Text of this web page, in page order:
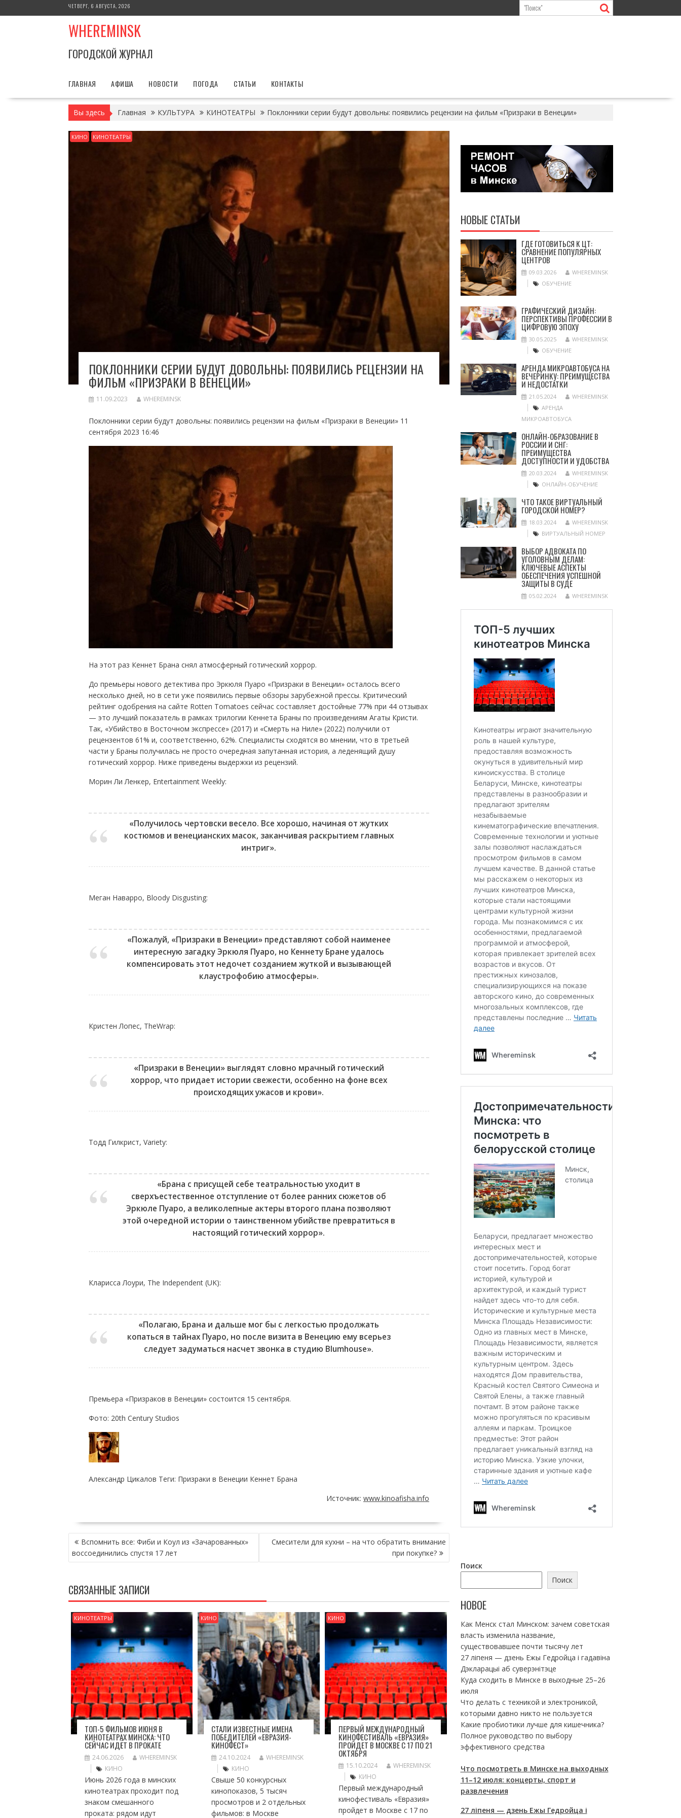
к
ЧЕТВЕРГ, 6 АВГУСТА, 2026
WHEREMINSK
ГОРОДСКОЙ ЖУРНАЛ
ГЛАВНАЯ АФИША НОВОСТИ ПОГОДА СТАТЬИ КОНТАКТЫ
Вы здесь Главная КУЛЬТУРА КИНОТЕАТРЫ Поклонники серии будут довольны: появились рецензии на фильм «Призраки в Венеции»
КИНО КИНОТЕАТРЫ
ПОКЛОННИКИ СЕРИИ БУДУТ ДОВОЛЬНЫ: ПОЯВИЛИСЬ РЕЦЕНЗИИ НА
ФИЛЬМ «ПРИЗРАКИ В ВЕНЕЦИИ»
11.09.2023 WHEREMINSK
Поклонники серии будут довольны: появились рецензии на фильм «Призраки в Венеции» 11
сентября 2023 16:46
На этот раз Кеннет Брана снял атмосферный готический хоррор.
До премьеры нового детектива про Эркюля Пуаро «Призраки в Венеции» осталось всего
несколько дней, но в сети уже появились первые обзоры зарубежной прессы. Критический
рейтинг одобрения на сайте Rotten Tomatoes сейчас составляет достойные 77% при 44 отзывах
— это лучший показатель в рамках трилогии Кеннета Браны по произведениям Агаты Кристи.
Так, «Убийство в Восточном экспрессе» (2017) и «Смерть на Ниле» (2022) получили от
рецензентов 61% и, соответственно, 62%. Специалисты сходятся во мнении, что в третьей
части у Браны получилась не просто очередная запутанная история, а леденящий душу
готический хоррор. Ниже приведены выдержки из рецензий.
Морин Ли Ленкер, Entertainment Weekly:
«Получилось чертовски весело. Все хорошо, начиная от жутких
костюмов и венецианских масок, заканчивая раскрытием главных
интриг».
Меган Наварро, Bloody Disgusting:
«Пожалуй, «Призраки в Венеции» представляют собой наименее
интересную загадку Эркюля Пуаро, но Кеннету Бране удалось
компенсировать этот недочет созданием жуткой и вызывающей
клаустрофобию атмосферы».
Кристен Лопес, TheWrap:
«Призраки в Венеции» выглядят словно мрачный готический
хоррор, что придает истории свежести, особенно на фоне всех
происходящих ужасов и крови».
Тодд Гилкрист, Variety:
«Брана с присущей себе театральностью уходит в
сверхъестественное отступление от более ранних сюжетов об
Эркюле Пуаро, а великолепные актеры второго плана позволяют
этой очередной истории о таинственном убийстве превратиться в
настоящий готический хоррор».
Кларисса Лоури, The Independent (UK):
«Полагаю, Брана и дальше мог бы с легкостью продолжать
копаться в тайнах Пуаро, но после визита в Венецию ему всерьез
следует задуматься насчет звонка в студию Blumhouse».
Премьера «Призраков в Венеции» состоится 15 сентября.
Фото: 20th Century Studios
Александр Цикалов Теги: Призраки в Венеции Кеннет Брана
Источник: www.kinoafisha.info
НАВИГАЦИЯ
ПО
ЗАПИСЯМ
Вспомнить все: Фиби и Коул из «Зачарованных»
воссоединились спустя 17 лет
Смесители для кухни – на что обратить внимание
при покупке?
СВЯЗАННЫЕ ЗАПИСИ
КИНОТЕАТРЫ
ТОП-5 ФИЛЬМОВ ИЮНЯ В
КИНОТЕАТРАХ МИНСКА: ЧТО
СЕЙЧАС ИДЁТ В ПРОКАТЕ
24.06.2026
WHEREMINSK
КИНО
Июнь 2026 года в минских
кинотеатрах проходит под
знаком смешанного
проката: рядом идут
КИНО
СТАЛИ ИЗВЕСТНЫЕ ИМЕНА
ПОБЕДИТЕЛЕЙ «ЕВРАЗИЯ-
КИНОФЕСТ»
24.10.2024
WHEREMINSK
КИНО
Свыше 50 конкурсных
кинопоказов, 5 тысяч
просмотров и 2 отдельных
фильмов: в Москве
КИНО
ПЕРВЫЙ МЕЖДУНАРОДНЫЙ
КИНОФЕСТИВАЛЬ «ЕВРАЗИЯ»
ПРОЙДЕТ В МОСКВЕ С 17 ПО 21
ОКТЯБРЯ
15.10.2024
WHEREMINSK
КИНО
Первый международный
кинофестиваль «Евразия»
пройдет в Москве с 17 по
НОВЫЕ СТАТЬИ
ГДЕ ГОТОВИТЬСЯ К ЦТ:
СРАВНЕНИЕ ПОПУЛЯРНЫХ
ЦЕНТРОВ
09.03.2026
WHEREMINSK
ОБУЧЕНИЕ
ГРАФИЧЕСКИЙ ДИЗАЙН:
ПЕРСПЕКТИВЫ ПРОФЕССИИ В
ЦИФРОВУЮ ЭПОХУ
30.05.2025
WHEREMINSK
ОБУЧЕНИЕ
АРЕНДА МИКРОАВТОБУСА НА
ВЕЧЕРИНКУ: ПРЕИМУЩЕСТВА
И НЕДОСТАТКИ
21.05.2024
WHEREMINSK
АРЕНДА
МИКРОАВТОБУСА
ОНЛАЙН-ОБРАЗОВАНИЕ В
РОССИИ И СНГ:
ПРЕИМУЩЕСТВА
ДОСТУПНОСТИ И УДОБСТВА
20.03.2024
WHEREMINSK
ОНЛАЙН-ОБУЧЕНИЕ
ЧТО ТАКОЕ ВИРТУАЛЬНЫЙ
ГОРОДСКОЙ НОМЕР?
18.03.2024
WHEREMINSK
ВИРТУАЛЬНЫЙ НОМЕР
ВЫБОР АДВОКАТА ПО
УГОЛОВНЫМ ДЕЛАМ:
КЛЮЧЕВЫЕ АСПЕКТЫ
ОБЕСПЕЧЕНИЯ УСПЕШНОЙ
ЗАЩИТЫ В СУДЕ
05.02.2024 WHEREMINSK
Поиск
Поиск
НОВОЕ
Как Менск стал Минском: зачем советская
власть изменила название,
существовавшее почти тысячу лет
27 ліпеня — дзень Ежы Гедройца і гадавіна
Дэкларацыі аб суверэнітэце
Куда сходить в Минске в выходные 25–26
июля
Что делать с техникой и электроникой,
которыми давно никто не пользуется
Какие пробиотики лучше для кишечника?
Полное руководство по выбору
эффективного средства
Что посмотреть в Минске на выходных
11–12 июля: концерты, спорт и
развлечения
27 ліпеня — дзень Ежы Гедройца і